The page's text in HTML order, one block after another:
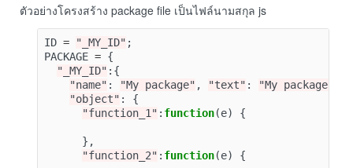
ตัวอย่างโครงสร้าง package file เป็นไฟล์นามสกุล js
ID = "_MY_ID" ;
PACKAGE = {
"_MY_ID" :{
"name" : "My package" , "text" : "My package"
"object" :
{
"function_1" : function(e) {
},
"function_2" : function(e) {